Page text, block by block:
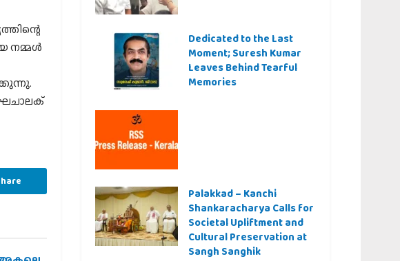
നമ്മള്‍
Dedicated to the Last
Moment; Suresh Kumar
Leaves Behind Tearful
Memories
Palakkad – Kanchi
Shankaracharya Calls for
Societal Upliftment and
Cultural Preservation at
Sangh Sanghik